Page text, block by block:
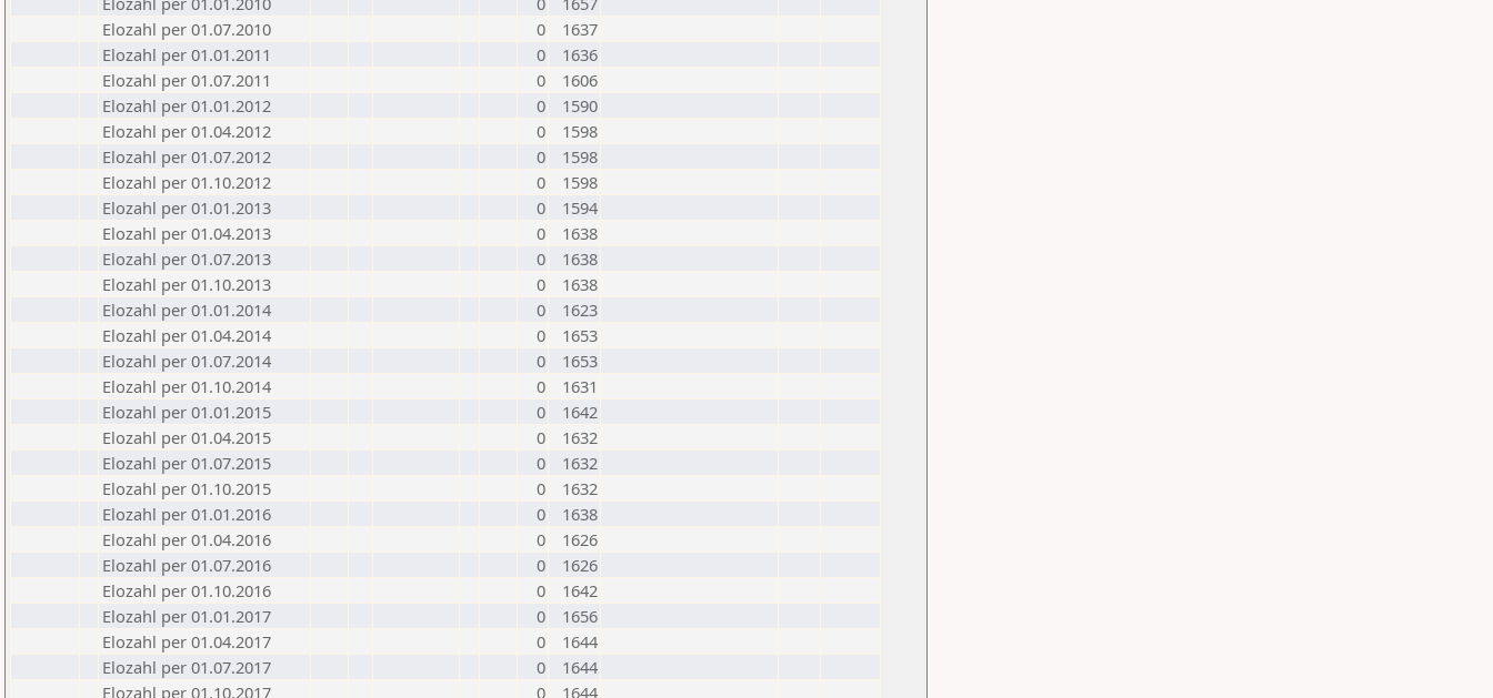
Elozahl per 01.07.2010
0
1637
Elozahl per 01.01.2011
0
1636
Elozahl per 01.07.2011
0
1606
Elozahl per 01.01.2012
0
1590
Elozahl per 01.04.2012
0
1598
Elozahl per 01.07.2012
0
1598
Elozahl per 01.10.2012
0
1598
Elozahl per 01.01.2013
0
1594
Elozahl per 01.04.2013
0
1638
Elozahl per 01.07.2013
0
1638
Elozahl per 01.10.2013
0
1638
Elozahl per 01.01.2014
0
1623
Elozahl per 01.04.2014
0
1653
Elozahl per 01.07.2014
0
1653
Elozahl per 01.10.2014
0
1631
Elozahl per 01.01.2015
0
1642
Elozahl per 01.04.2015
0
1632
Elozahl per 01.07.2015
0
1632
Elozahl per 01.10.2015
0
1632
Elozahl per 01.01.2016
0
1638
Elozahl per 01.04.2016
0
1626
Elozahl per 01.07.2016
0
1626
Elozahl per 01.10.2016
0
1642
Elozahl per 01.01.2017
0
1656
Elozahl per 01.04.2017
0
1644
Elozahl per 01.07.2017
0
1644
Elozahl per 01.10.2017
0
1644